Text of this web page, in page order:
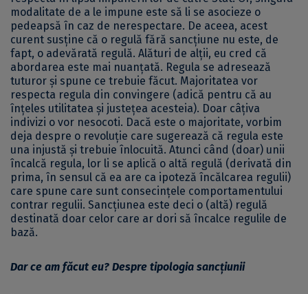
modalitate de a le impune este să li se asocieze o
pedeapsă în caz de nerespectare. De aceea, acest
curent susține că o regulă fără sancțiune nu este, de
fapt, o adevărată regulă. Alături de alții, eu cred că
abordarea este mai nuanțată. Regula se adresează
tuturor și spune ce trebuie făcut. Majoritatea vor
respecta regula din convingere (adică pentru că au
înțeles utilitatea și justețea acesteia). Doar câțiva
indivizi o vor nesocoti. Dacă este o majoritate, vorbim
deja despre o revoluție care sugerează că regula este
una injustă și trebuie înlocuită. Atunci când (doar) unii
încalcă regula, lor li se aplică o altă regulă (derivată din
prima, în sensul că ea are ca ipoteză încălcarea regulii)
care spune care sunt consecințele comportamentului
contrar regulii. Sancțiunea este deci o (altă) regulă
destinată doar celor care ar dori să încalce regulile de
bază.
Dar ce am făcut eu? Despre tipologia sancțiunii